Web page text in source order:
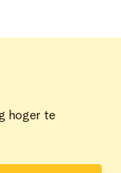
hoger te